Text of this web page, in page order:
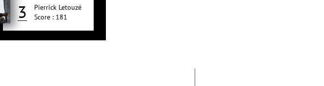
3
Pierrick Letouzé
Score : 181